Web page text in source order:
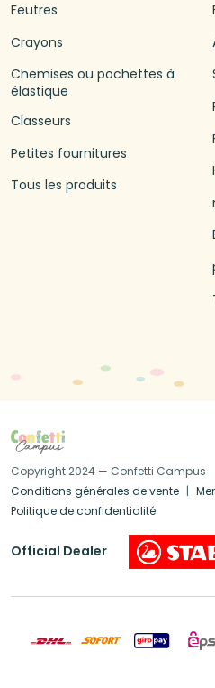
Feutres
Crayons
Chemises ou pochettes à
élastique
Classeurs
Petites fournitures
Tous les produits
Copyright 2024 — Confetti Campus
Conditions générales de vente
Politique de confidentialité
Official Dealer